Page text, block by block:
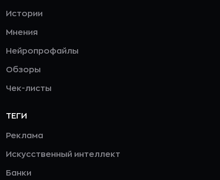
Истории
Мнения
Нейропрофайлы
Обзоры
Чек-листы
ТЕГИ
Реклама
Искусственный интеллект
Банки